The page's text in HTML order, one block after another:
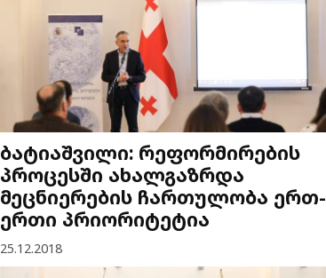
ბატიაშვილი: რეფორმირების
პროცესში ახალგაზრდა
მეცნიერების ჩართულობა ერთ-
ერთი პრიორიტეტია
25.12.2018